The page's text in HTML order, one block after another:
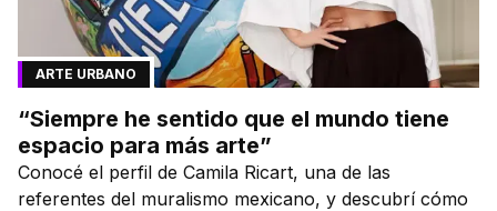
ARTE URBANO
“Siempre he sentido que el mundo tiene
espacio para más arte”
Conocé el perfil de Camila Ricart, una de las
referentes del muralismo mexicano, y descubrí cómo